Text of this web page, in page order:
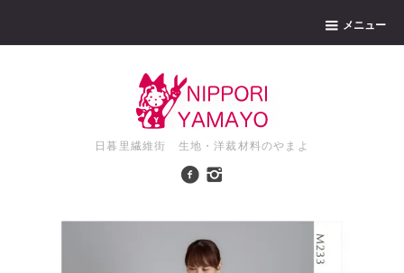
メニュー
日暮里繊維街 生地・洋裁材料のやまよ